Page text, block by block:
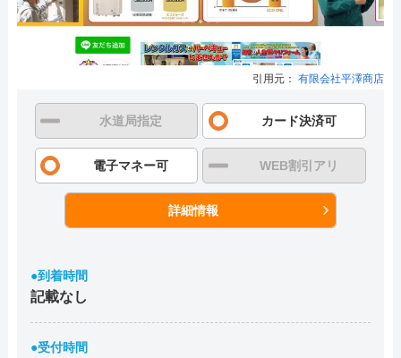
引用元： 有限会社平澤商店
水道局指定 カード決済可
電子マネー可 WEB割引アリ
詳細情報
●到着時間
記載なし
●受付時間